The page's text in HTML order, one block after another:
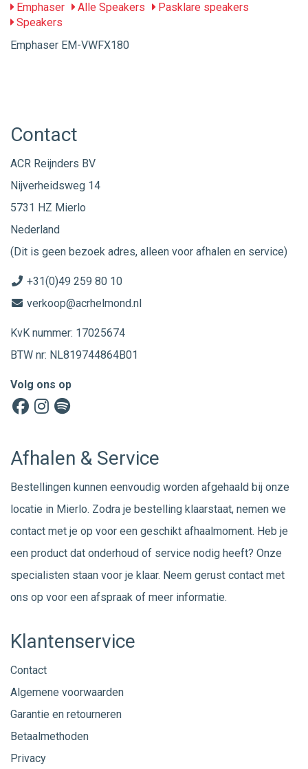
Emphaser
Alle Speakers
Pasklare speakers
Speakers
Emphaser EM-VWFX180
Contact
ACR Reijnders BV
Nijverheidsweg 14
5731 HZ Mierlo
Nederland
(Dit is geen bezoek adres, alleen voor afhalen en service)
+31(0)49 259 80 10
verkoop@acrhelmond.nl
KvK nummer: 17025674
BTW nr: NL819744864B01
Volg ons op
Afhalen & Service
Bestellingen kunnen eenvoudig worden afgehaald bij onze
locatie in Mierlo. Zodra je bestelling klaarstaat, nemen we
contact met je op voor een geschikt afhaalmoment. Heb je
een product dat onderhoud of service nodig heeft? Onze
specialisten staan voor je klaar. Neem gerust contact met
ons op voor een afspraak of meer informatie.
Klantenservice
Contact
Algemene voorwaarden
Garantie en retourneren
Betaalmethoden
Privacy